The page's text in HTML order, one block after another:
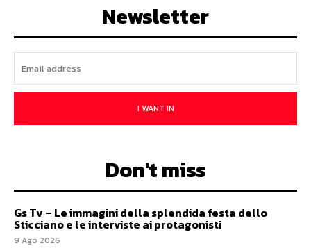
Newsletter
I WANT IN
Don't miss
Gs Tv – Le immagini della splendida festa dello
Sticciano e le interviste ai protagonisti
9 Ago 2026